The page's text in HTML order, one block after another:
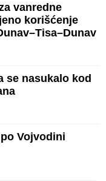
vanredne
korišćenje
se nasukalo kod
Vojvodini